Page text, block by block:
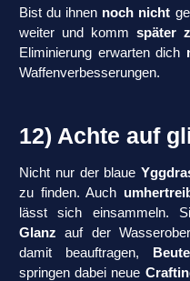
Bist du ihnen noch nicht
weiter und komm später
Eliminierung erwarten dich
Waffenverbesserungen.
12) Achte auf
Nicht nur der blaue
zu finden. Auch
lässt sich einsammeln.
Glanz auf der
damit beauftragen,
springen dabei neue